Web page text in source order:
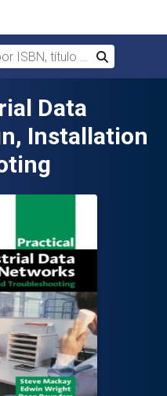
ISBN, título o autor
Buscar
Data
Installation